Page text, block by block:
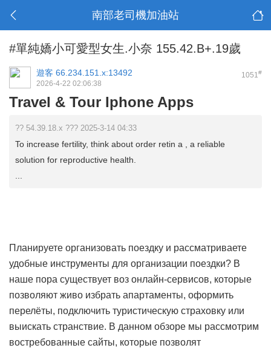
南部老司機加油站
#單純嬌小可愛型女生.小奈 155.42.B+.19歲
1051#
遊客 66.234.151.x:13492
2026-4-22 02:06:38
Travel & Tour Iphone Apps
?? 54.39.18.x ??? 2025-3-14 04:33
To increase fertility, think about order retin a , a reliable
solution for reproductive health.
Планируете организовать поездку и рассматриваете
удобные инструменты для организации поездки? В
наше пора существует воз онлайн-сервисов, которые
позволяют живо избрать апартаменты, оформить
перелёты, подключить туристическую страховку или
выискать странствие. В данном обзоре мы рассмотрим
востребованные сайты, которые позволят